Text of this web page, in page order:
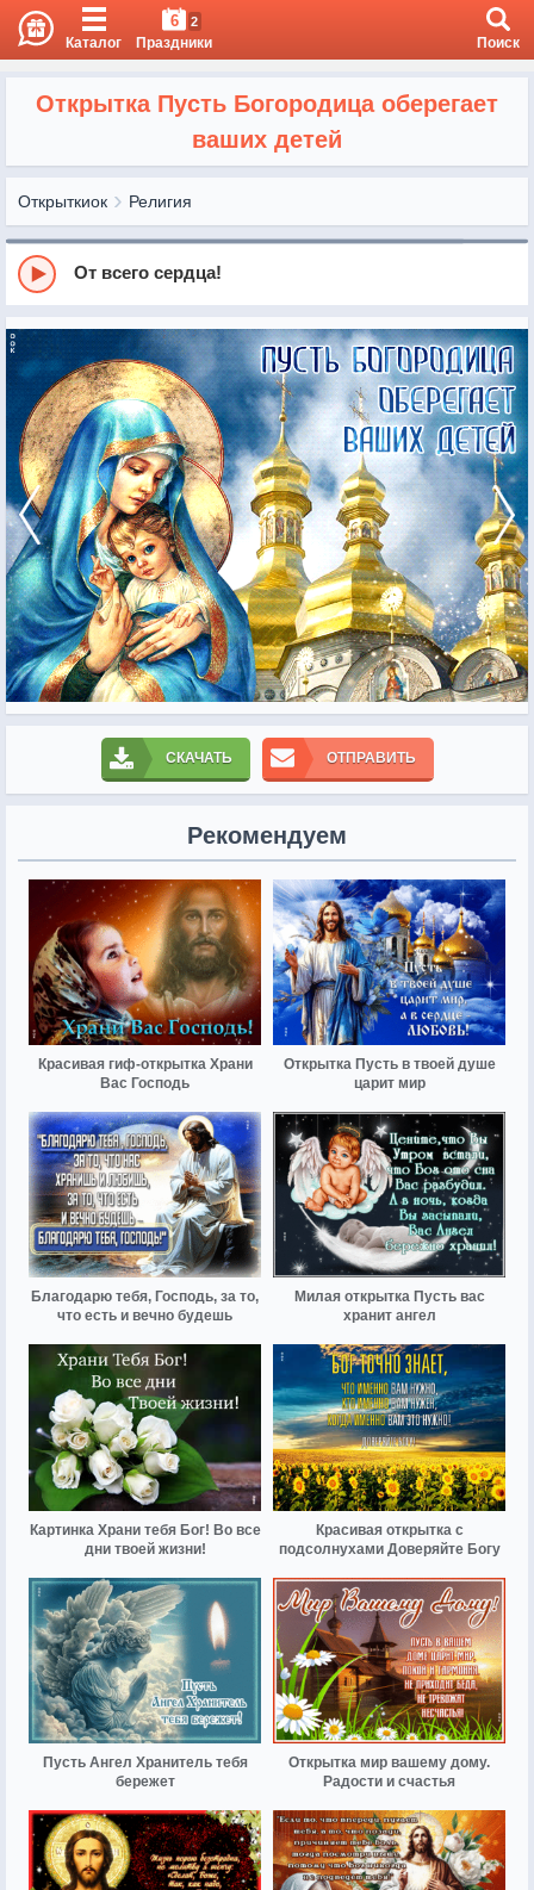
Каталог
6 2
Праздники Поиск
Открытка Пусть Богородица оберегает
ваших детей
Открыткиок Религия
От всего сердца!
СКАЧАТЬ ОТПРАВИТЬ
Рекомендуем
Красивая гиф-открытка Храни
Вас Господь
Открытка Пусть в твоей душе
царит мир
Благодарю тебя, Господь, за то,
что есть и вечно будешь
Милая открытка Пусть вас
хранит ангел
Картинка Храни тебя Бог! Во все
дни твоей жизни!
Красивая открытка с
подсолнухами Доверяйте Богу
Пусть Ангел Хранитель тебя
бережет
Открытка мир вашему дому.
Радости и счастья